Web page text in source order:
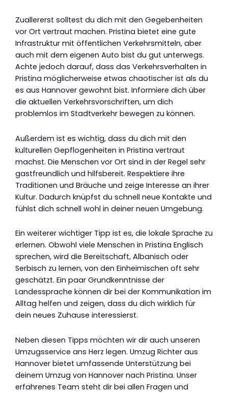
Zuallererst solltest du dich mit den Gegebenheiten
vor Ort vertraut machen. Pristina bietet eine gute
Infrastruktur mit öffentlichen Verkehrsmitteln, aber
auch mit dem eigenen Auto bist du gut unterwegs.
Achte jedoch darauf, dass das Verkehrsverhalten in
Pristina möglicherweise etwas chaotischer ist als du
es aus Hannover gewohnt bist. Informiere dich über
die aktuellen Verkehrsvorschriften, um dich
problemlos im Stadtverkehr bewegen zu können.
Außerdem ist es wichtig, dass du dich mit den
kulturellen Gepflogenheiten in Pristina vertraut
machst. Die Menschen vor Ort sind in der Regel sehr
gastfreundlich und hilfsbereit. Respektiere ihre
Traditionen und Bräuche und zeige Interesse an ihrer
Kultur. Dadurch knüpfst du schnell neue Kontakte und
fühlst dich schnell wohl in deiner neuen Umgebung.
Ein weiterer wichtiger Tipp ist es, die lokale Sprache zu
erlernen. Obwohl viele Menschen in Pristina Englisch
sprechen, wird die Bereitschaft, Albanisch oder
Serbisch zu lernen, von den Einheimischen oft sehr
geschätzt. Ein paar Grundkenntnisse der
Landessprache können dir bei der Kommunikation im
Alltag helfen und zeigen, dass du dich wirklich für
dein neues Zuhause interessierst.
Neben diesen Tipps möchten wir dir auch unseren
Umzugsservice ans Herz legen. Umzug Richter aus
Hannover bietet umfassende Unterstützung bei
deinem Umzug von Hannover nach Pristina. Unser
erfahrenes Team steht dir bei allen Fragen und